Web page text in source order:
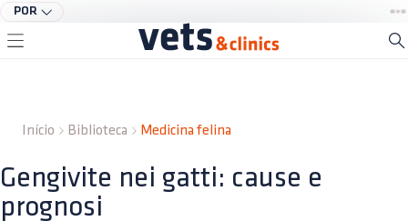
POR
Início Biblioteca Medicina felina
Gengivite nei gatti: cause e
prognosi